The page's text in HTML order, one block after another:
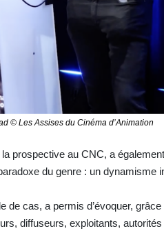
© Les Assises du Cinéma d’Animation
prospective au CNC, a
du genre : un dynamisme
de cas, a permis d’évoquer,
diffuseurs, exploitants,